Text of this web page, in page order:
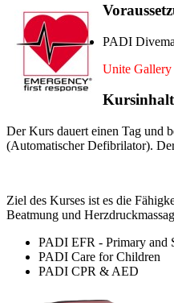
PADI
Unite Gallery
Kursinhalt
Der Kurs dauert einen Tag und
(Automatischer Defibrilator).
Ziel des Kurses ist es die
Beatmung und
PADI EFR - Primary and
PADI Care for Children
PADI CPR & AED